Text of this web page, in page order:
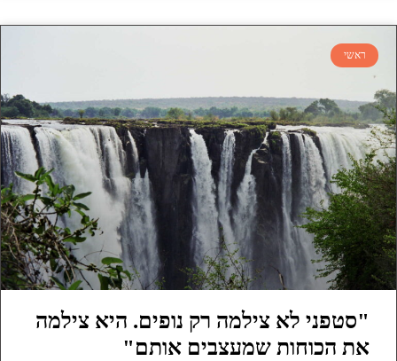
ראשי
"סטפני לא צילמה רק נופים. היא צילמה
את הכוחות שמעצבים אותם"